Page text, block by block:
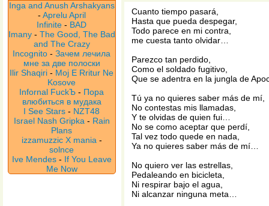
Inga and Anush Arshakyans
- Aprelu April
Infinite - BAD
Imany - The Good, The Bad
and The Crazy
Incognito -Зачем лечила
мне за две полоски
Ilir Shaqiri - Moj E Rritur Ne
Kosove
Infornal FuckЪ - Пора
влюбиться в мудака
I See Stars - NZT48
Israel Nash Gripka - Rain
Plans
izzamuzzic X mania -
solnce
Ive Mendes - If You Leave
Me Now
Cuanto tiempo pasará,
Hasta que pueda despegar,
Todo parece en mi contra,
me cuesta tanto olvidar…
Parezco tan perdido,
Como el soldado fugitivo,
Que se adentra en la jungla de
Tú ya no quieres saber más de mí,
No contestas mis llamadas,
Y te olvidas de quien fui…
No se como aceptar que perdí,
Tal vez todo quede en nada,
Ya no quieres saber más de mí…
No quiero ver las estrellas,
Pedaleando en bicicleta,
Ni respirar bajo el agua,
Ni alcanzar ninguna meta…